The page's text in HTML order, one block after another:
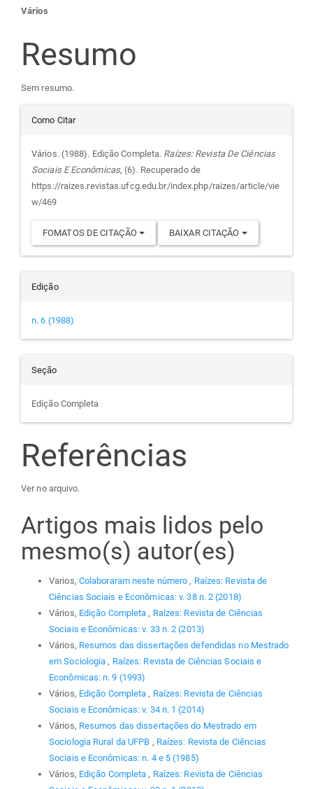
Conteúdo
do
artigo
principal
Vários
Resumo
Sem resumo.
Detalhes
do
artigo
Como Citar
Vários. (1988). Edição Completa. Raízes: Revista De Ciências
Sociais E Econômicas, (6). Recuperado de
https://raizes.revistas.ufcg.edu.br/index.php/raizes/article/vie
w/469
FOMATOS DE CITAÇÃO BAIXAR CITAÇÃO
Edição
n. 6 (1988)
Seção
Edição Completa
Referências
Ver no arquivo.
Artigos mais lidos pelo
mesmo(s) autor(es)
Varios, Colaboraram neste número , Raízes: Revista de
Ciências Sociais e Econômicas: v. 38 n. 2 (2018)
Vários, Edição Completa , Raízes: Revista de Ciências
Sociais e Econômicas: v. 33 n. 2 (2013)
Vários, Resumos das dissertações defendidas no Mestrado
em Sociologia , Raízes: Revista de Ciências Sociais e
Econômicas: n. 9 (1993)
Vários, Edição Completa , Raízes: Revista de Ciências
Sociais e Econômicas: v. 34 n. 1 (2014)
Vários, Resumos das dissertações do Mestrado em
Sociologia Rural da UFPB , Raízes: Revista de Ciências
Sociais e Econômicas: n. 4 e 5 (1985)
Vários, Edição Completa , Raízes: Revista de Ciências